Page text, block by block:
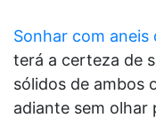
Sonhar com aneis
terá a certeza de
sólidos de ambos
adiante sem olhar